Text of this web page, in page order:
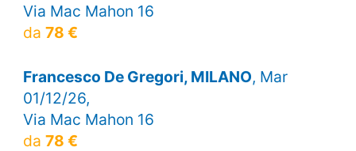
Via Mac Mahon 16
da 78 €
Francesco De Gregori, MILANO, Mar
01/12/26,
Via Mac Mahon 16
da 78 €